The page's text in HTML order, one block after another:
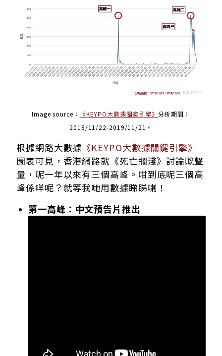
Image source： 《KEYPO大數據關鍵引擎》分析期間：
2018/11/22-2019/11/21。
根據網路大數據 《KEYPO大數據關鍵引擎》
圖表可見，香港網路就《死亡擱淺》討論嘅聲
量，呢一年以來有三個高峰 。咁到底呢三個高
峰係咩呢？就等我哋用數據睇睇喇！
第一高峰：中文預告片推出